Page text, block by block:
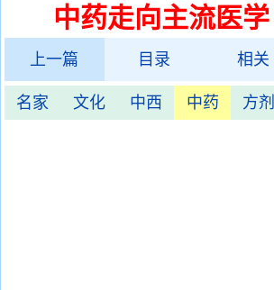
中药走向主流医学
上一篇 目录 相关
名家 文化 中西 中药 方剂